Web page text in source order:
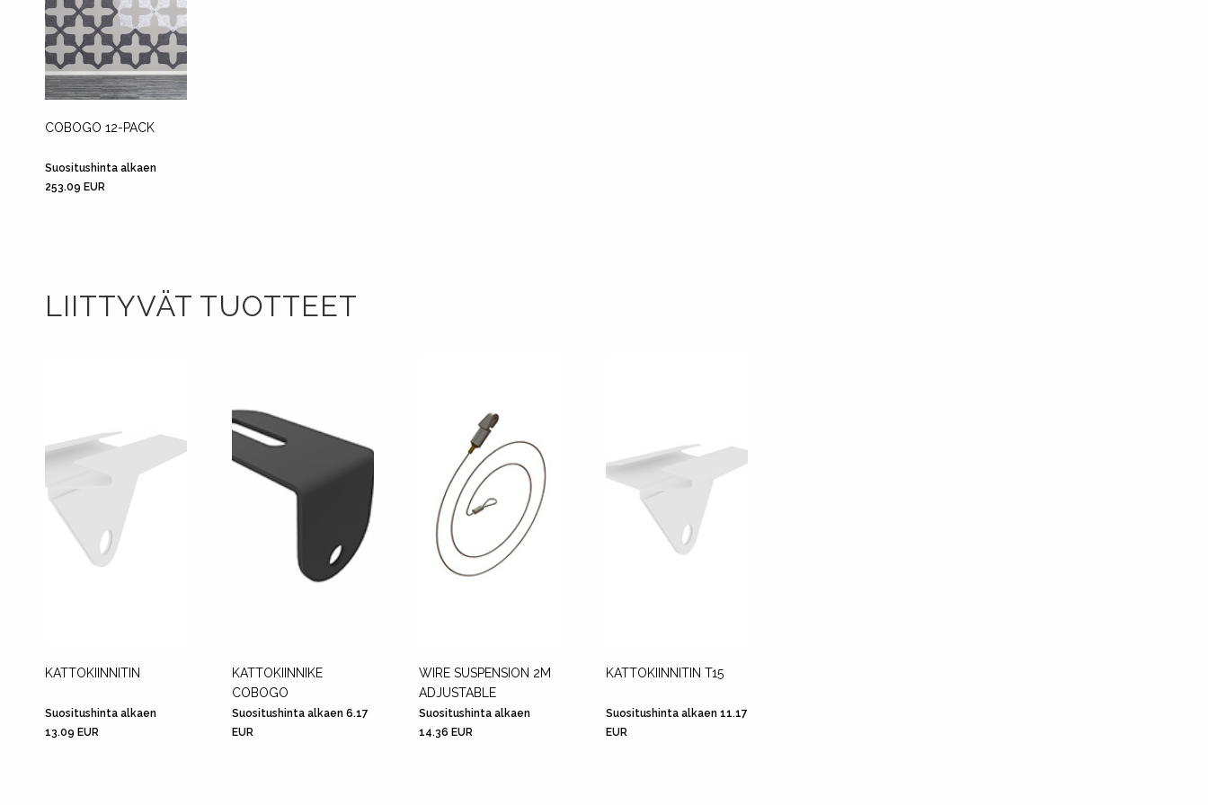
COBOGO 12-PACK
Suositushinta alkaen
253.09 EUR
LIITTYVÄT TUOTTEET
KATTOKIINNITIN
Suositushinta alkaen
13.09 EUR
KATTOKIINNIKE
COBOGO
Suositushinta alkaen 6.17
EUR
WIRE SUSPENSION 2M
ADJUSTABLE
Suositushinta alkaen
14.36 EUR
KATTOKIINNITIN T15
Suositushinta alkaen 11.17
EUR